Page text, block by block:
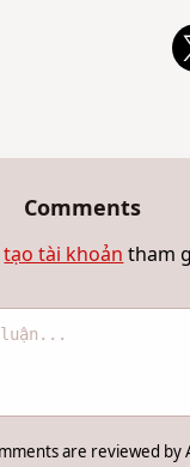
Comments
tạo tài khoảntham
are reviewed by